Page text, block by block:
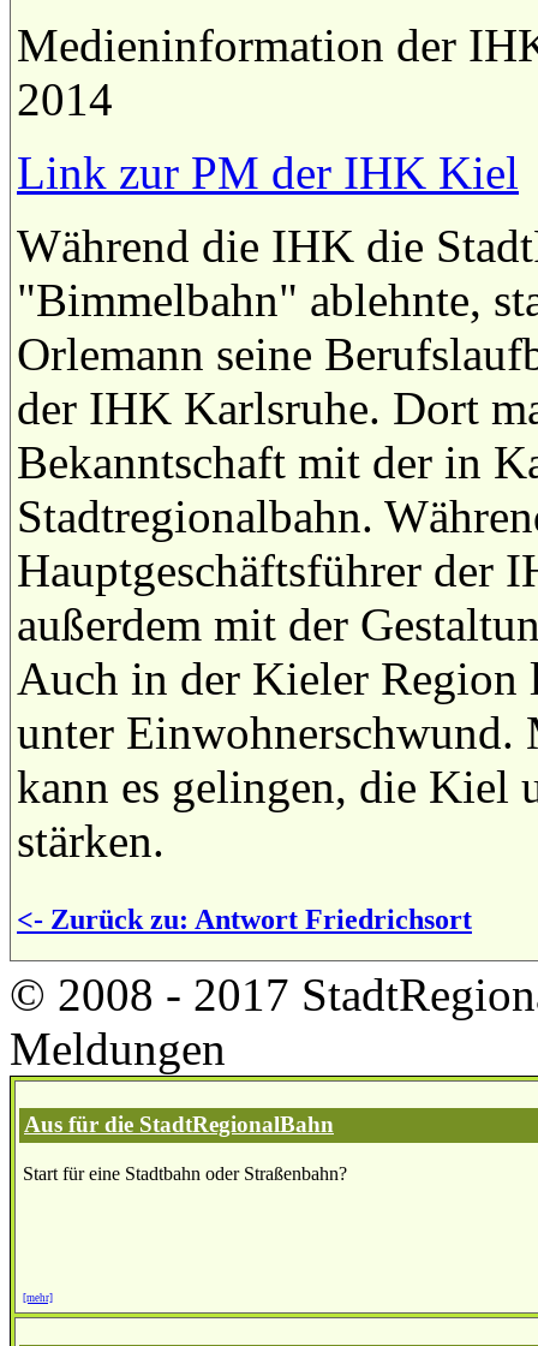
Medieninformation der
2014
Link zur PM der IHK Kiel
Während die IHK die
"Bimmelbahn" ablehnte,
Orlemann seine
der IHK Karlsruhe. Dort
Bekanntschaft mit der in
Stadtregionalbahn.
Hauptgeschäftsführer der
außerdem mit der
Auch in der Kieler Region
unter Einwohnerschwund.
kann es gelingen, die Kiel
stärken.
<- Zurück zu: Antwort Friedrichsort
© 2008 - 2017
Meldungen
Aus für die StadtRegionalBahn
Start für eine Stadtbahn oder Straßenbahn?
[mehr]